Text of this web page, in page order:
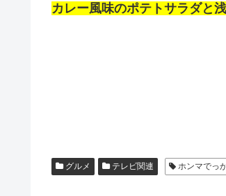
カレー風味のポテトサラダと
グルメ テレビ関連 ホンマでっ